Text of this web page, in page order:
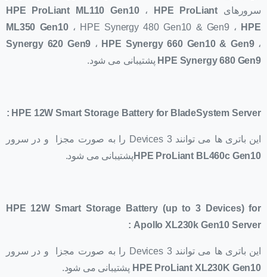
سرورهای
HPE ProLiant ML110 Gen10،
HPE ProLiant
ML350 Gen10، HPE Synergy 480 Gen10 & Gen9 ،
HPE
Synergy 620 Gen9 ، HPE Synergy 660 Gen10 & Gen9،
HPE Synergy 680 Gen9 پشتیبانی می شود.
HPE 12W Smart Storage Battery for BladeSystem Server
:
این باتری ها می توانند 3 Devices را به صورت مجزا و در سرور
HPE ProLiant BL460c Gen10 پشتیبانی می شود.
HPE 12W Smart Storage Battery (up to 3 Devices) for
Apollo XL230k Gen10 Server
:
این باتری ها می توانند 3 Devices را به صورت مجزا و در سرور
HPE ProLiant XL230K Gen10 پشتیبانی می شود.